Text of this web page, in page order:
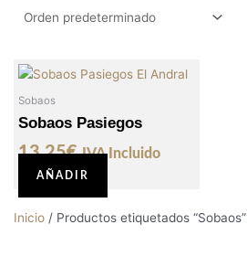
Sobaos
Sobaos Pasiegos
13,25€ IVA Incluido
AÑADIR
Inicio / Productos etiquetados “Sobaos”